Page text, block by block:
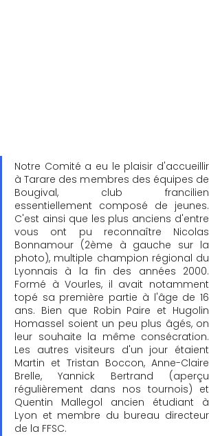
Notre Comité a eu le plaisir d'accueillir
à Tarare des membres des équipes de
Bougival, club francilien
essentiellement composé de jeunes.
C'est ainsi que les plus anciens d'entre
vous ont pu reconnaître Nicolas
Bonnamour (2ème à gauche sur la
photo), multiple champion régional du
Lyonnais à la fin des années 2000.
Formé à Vourles, il avait notamment
topé sa première partie à l'âge de 16
ans. Bien que Robin Paire et Hugolin
Homassel soient un peu plus âgés, on
leur souhaite la même consécration.
Les autres visiteurs d'un jour étaient
Martin et Tristan Boccon, Anne-Claire
Brelle, Yannick Bertrand (aperçu
régulièrement dans nos tournois) et
Quentin Mallegol ancien étudiant à
Lyon et membre du bureau directeur
de la FFSC.